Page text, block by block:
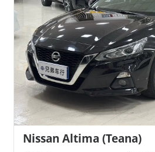
Nissan Altima (Teana)